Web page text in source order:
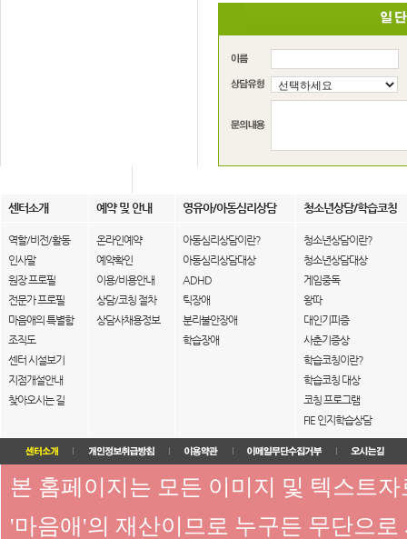
센터소개 예약 및 안내 영유아/아동심리상담 청소년상담/학습코칭
역할/비전/활동
인사말
원장 프로필
전문가 프로필
마음애의 특별함
조직도
센터 시설보기
지점개설안내
찾아오시는 길
온라인예약
예약확인
이용/비용안내
상담/코칭 절차
상담사채용정보
아동심리상담이란?
아동심리상담대상
ADHD
틱장애
분리불안장애
학습장애
청소년상담이란?
청소년상담대상
게임중독
왕따
대인기피증
사춘기증상
학습코칭이란?
학습코칭 대상
코칭 프로그램
FIE 인지학습상담
본 홈페이지는 모든 이미지 및 텍스트
'마음애'의 재산이므로 누구든 무단으